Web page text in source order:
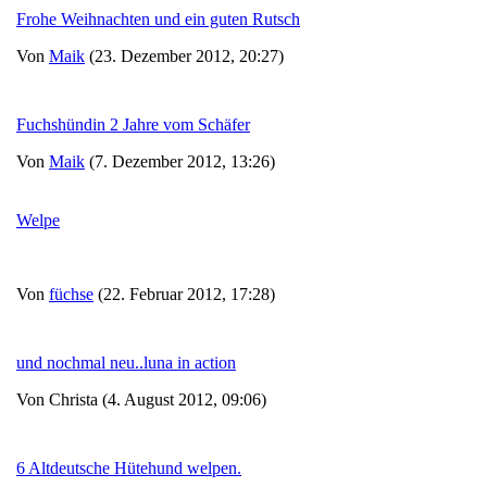
Frohe Weihnachten und ein guten Rutsch
Von Maik (23. Dezember 2012, 20:27)
Fuchshündin 2 Jahre vom Schäfer
Von Maik (7. Dezember 2012, 13:26)
Welpe
Von füchse (22. Februar 2012, 17:28)
und nochmal neu..luna in action
Von Christa (4. August 2012, 09:06)
6 Altdeutsche Hütehund welpen.